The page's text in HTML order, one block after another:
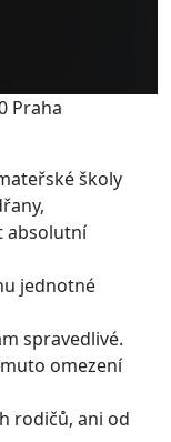
Praha
školy
absolutní
jednotné
spravedlivé.
omezení
rodičů, ani od